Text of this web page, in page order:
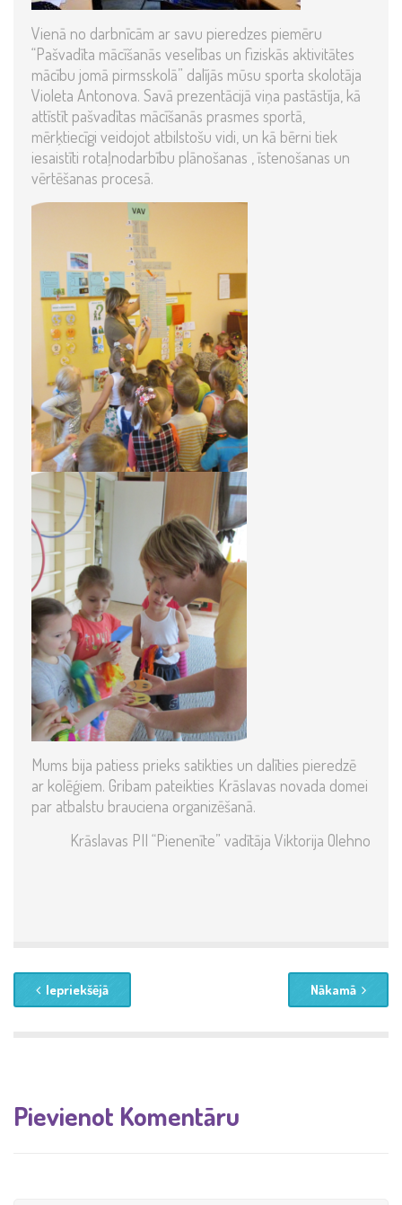
Vienā no darbnīcām ar savu pieredzes piemēru
“Pašvadīta mācīšanās veselības un fiziskās aktivitātes
mācību jomā pirmsskolā” dalījās mūsu sporta skolotāja
Violeta Antonova. Savā prezentācijā viņa pastāstīja, kā
attīstīt pašvadītas mācīšanās prasmes sportā,
mērķtiecīgi veidojot atbilstošu vidi, un kā bērni tiek
iesaistīti rotaļnodarbību plānošanas , īstenošanas un
vērtēšanas procesā.
Mums bija patiess prieks satikties un dalīties pieredzē
ar kolēģiem. Gribam pateikties Krāslavas novada domei
par atbalstu brauciena organizēšanā.
Krāslavas PII “Pienenīte” vadītāja Viktorija Olehno
Iepriekšējā Nākamā
Pievienot Komentāru